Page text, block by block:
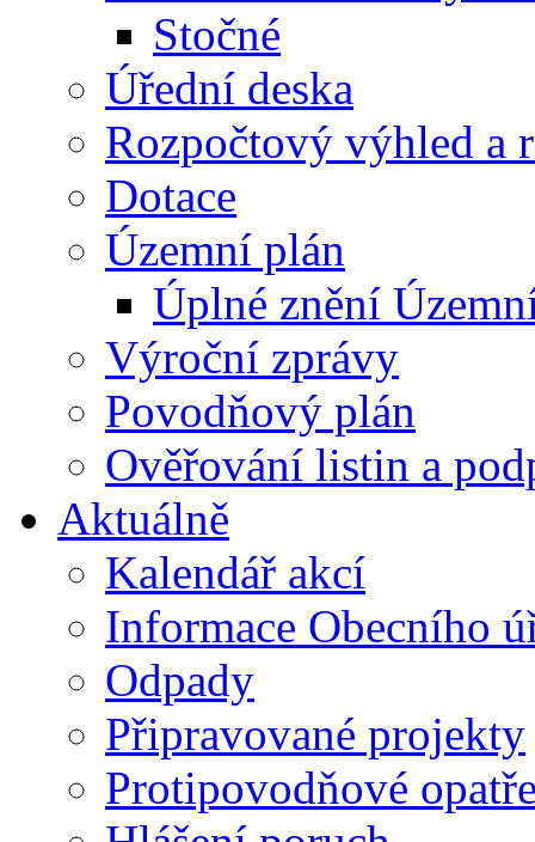
Stočné
Úřední deska
Rozpočtový výhled a
Dotace
Územní plán
Úplné znění
Výroční zprávy
Povodňový plán
Ověřování listin a
Aktuálně
Kalendář akcí
Informace Obecního
Odpady
Připravované projekty
Protipovodňové